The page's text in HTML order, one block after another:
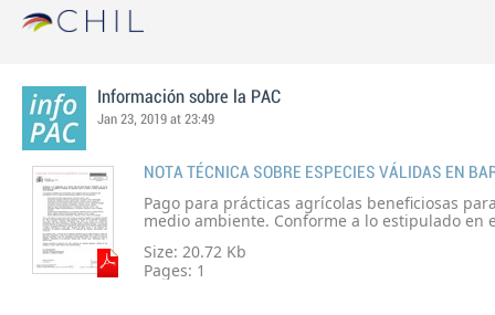
Información sobre la PAC
Jan 23, 2019 at 23:49
Pago para prácticas agrícolas beneficiosas
medio ambiente. Conforme a lo estipulado en el Anexo VIII del
publicar en la página web del FEGA un listado
ricas en polen y néctar admitidas a nivel
Size: 20.72 Kb
Pages: 1